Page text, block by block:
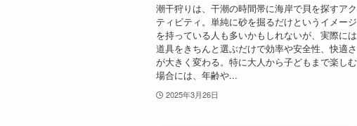
潮干狩りは、干潮の時間帯に海岸で貝を探すアク
ティビティ。単純に砂を掘るだけというイメージ
を持っている人も多いかもしれないが、実際には
道具をきちんと選ぶだけで効率や安全性、快適さ
が大きく変わる。特に大人から子どもまで楽しむ
場合には、年齢や...
2025年3月26日